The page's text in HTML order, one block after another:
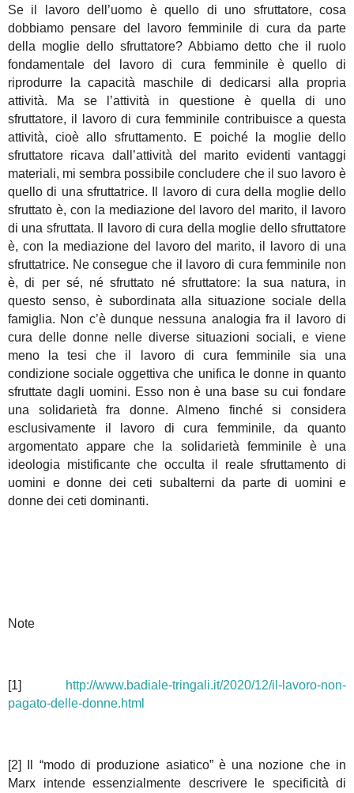
Se il lavoro dell’uomo è quello di uno sfruttatore, cosa
dobbiamo pensare del lavoro femminile di cura da parte
della moglie dello sfruttatore? Abbiamo detto che il ruolo
fondamentale del lavoro di cura femminile è quello di
riprodurre la capacità maschile di dedicarsi alla propria
attività. Ma se l’attività in questione è quella di uno
sfruttatore, il lavoro di cura femminile contribuisce a questa
attività, cioè allo sfruttamento. E poiché la moglie dello
sfruttatore ricava dall’attività del marito evidenti vantaggi
materiali, mi sembra possibile concludere che il suo lavoro è
quello di una sfruttatrice. Il lavoro di cura della moglie dello
sfruttato è, con la mediazione del lavoro del marito, il lavoro
di una sfruttata. Il lavoro di cura della moglie dello sfruttatore
è, con la mediazione del lavoro del marito, il lavoro di una
sfruttatrice. Ne consegue che il lavoro di cura femminile non
è, di per sé, né sfruttato né sfruttatore: la sua natura, in
questo senso, è subordinata alla situazione sociale della
famiglia. Non c’è dunque nessuna analogia fra il lavoro di
cura delle donne nelle diverse situazioni sociali, e viene
meno la tesi che il lavoro di cura femminile sia una
condizione sociale oggettiva che unifica le donne in quanto
sfruttate dagli uomini. Esso non è una base su cui fondare
una solidarietà fra donne. Almeno finché si considera
esclusivamente il lavoro di cura femminile, da quanto
argomentato appare che la solidarietà femminile è una
ideologia mistificante che occulta il reale sfruttamento di
uomini e donne dei ceti subalterni da parte di uomini e
donne dei ceti dominanti.
Note
[1]
http://www.badiale-tringali.it/2020/12/il-lavoro-non-
pagato-delle-donne.html
[2] Il “modo di produzione asiatico” è una nozione che in
Marx intende essenzialmente descrivere le specificità di